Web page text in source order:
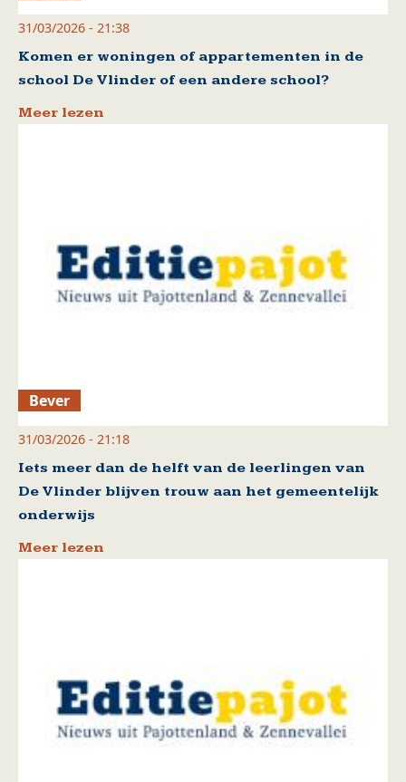
31/03/2026 - 21:38
Komen er woningen of appartementen in de
school De Vlinder of een andere school?
Meer lezen
Bever
31/03/2026 - 21:18
Iets meer dan de helft van de leerlingen van
De Vlinder blijven trouw aan het gemeentelijk
onderwijs
Meer lezen